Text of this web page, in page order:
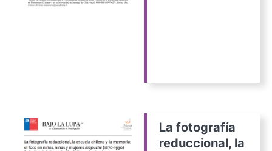
La fotografía
reduccional, la